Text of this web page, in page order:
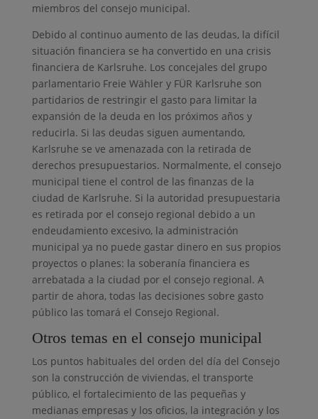
miembros del consejo municipal.
Debido al continuo aumento de las deudas, la difícil
situación financiera se ha convertido en una crisis
financiera de Karlsruhe. Los concejales del grupo
parlamentario Freie Wähler y FÜR Karlsruhe son
partidarios de restringir el gasto para limitar la
expansión de la deuda en los próximos años y
reducirla. Si las deudas siguen aumentando,
Karlsruhe se ve amenazada con la retirada de
derechos presupuestarios. Normalmente, el consejo
municipal tiene el control de las finanzas de la
ciudad de Karlsruhe. Si la autoridad presupuestaria
es retirada por el consejo regional debido a un
endeudamiento excesivo, la administración
municipal ya no puede gastar dinero en sus propios
proyectos o planes: la soberanía financiera es
arrebatada a la ciudad por el consejo regional. A
partir de ahora, todas las decisiones sobre gasto
público las tomará el Consejo Regional.
Otros temas en el consejo municipal
Los puntos habituales del orden del día del Consejo
son la construcción de viviendas, el transporte
público, el fortalecimiento de las pequeñas y
medianas empresas y los oficios, la integración y los